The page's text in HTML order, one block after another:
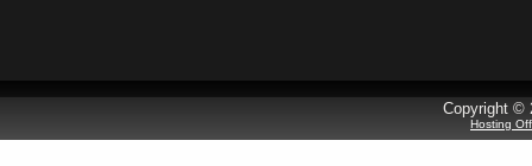
Copyright ©
Hosting